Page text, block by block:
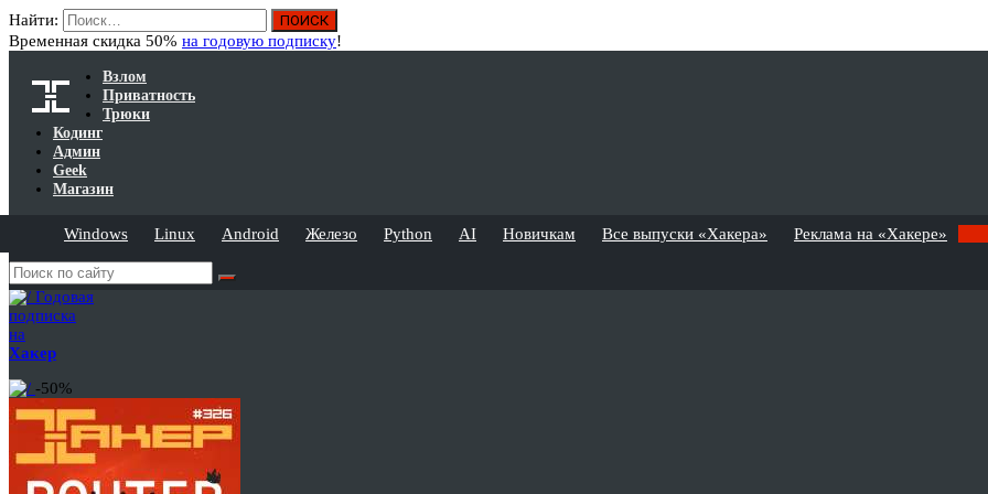
Найти:
Временная скидка 50% на годовую подписку!
Взлом
Приватность
Трюки
Кодинг
Админ
Geek
Магазин
Windows Linux Android Железо Python AI Новичкам Все выпуски «Хакера» Реклама на «Хакере»
Годовая
подписка
на
Хакер
-50%